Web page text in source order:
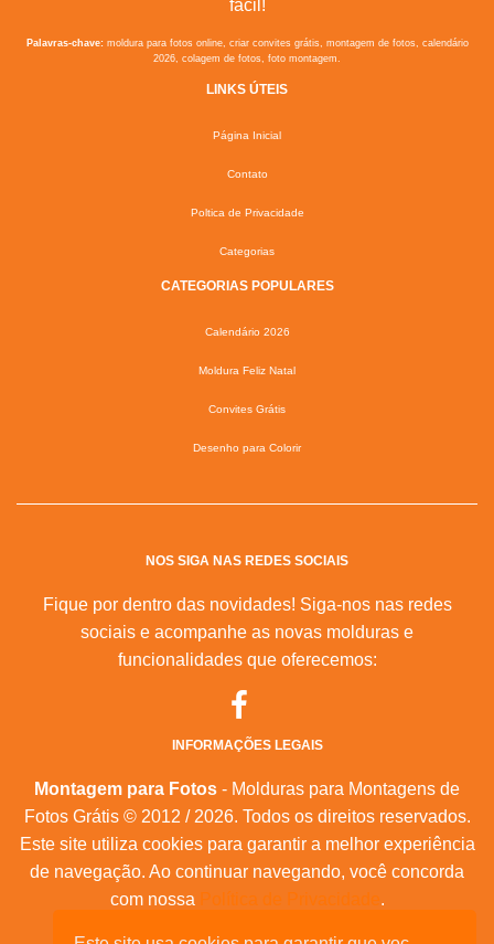
fácil!
Palavras-chave:moldura para fotos online, criar convites grátis, montagem de fotos, calendário
2026, colagem de fotos, foto montagem.
LINKS ÚTEIS
Página Inicial
Contato
Poltica de Privacidade
Categorias
CATEGORIAS POPULARES
Calendário 2026
Moldura Feliz Natal
Convites Grátis
Desenho para Colorir
NOS SIGA NAS REDES SOCIAIS
Fique por dentro das novidades! Siga-nos nas redes
sociais e acompanhe as novas molduras e
funcionalidades que oferecemos:
INFORMAÇÕES LEGAIS
Montagem para Fotos - Molduras para Montagens de
Fotos Grátis © 2012 / 2026. Todos os direitos reservados.
Este site utiliza cookies para garantir a melhor experiência
de navegação. Ao continuar navegando, você concorda
com nossa Política de Privacidade.